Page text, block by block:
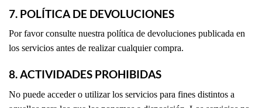
7. POLÍTICA DE DEVOLUCIONES
Por favor consulte nuestra política de devoluciones publicada en
los servicios antes de realizar cualquier compra.
8. ACTIVIDADES PROHIBIDAS
No puede acceder o utilizar los servicios para fines distintos a